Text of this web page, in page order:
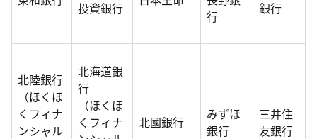
投資銀行
行
銀行
北陸銀行
（ほくほ
くフィナ
ンシャル
北海道銀
行
（ほくほ
くフィナ
北國銀行
みずほ
銀行
三井住
友銀行